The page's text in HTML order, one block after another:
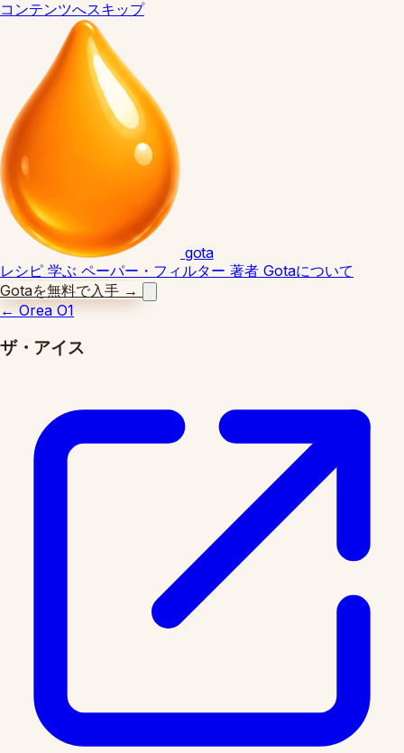
コンテンツへスキップ
gota
レシピ 学ぶ ペーパー・フィルター 著者 Gotaについて
Gotaを無料で入手 →
← Orea O1
ザ・アイス